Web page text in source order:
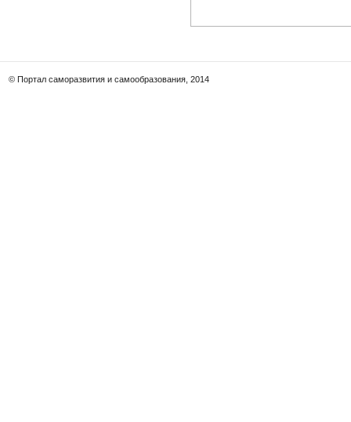
© Портал саморазвития и самообразования, 2014